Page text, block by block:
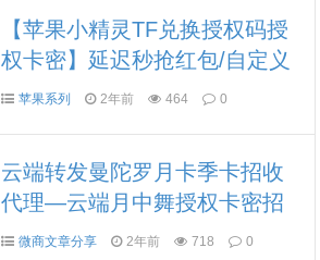
【苹果小精灵TF兑换授权码授
权卡密】延迟秒抢红包/自定义
设置秒数消息防撤回分身微信
苹果系列 2年前 464 0
云端转发曼陀罗月卡季卡招收
代理—云端月中舞授权卡密招
收代理
微商文章分享 2年前 718 0